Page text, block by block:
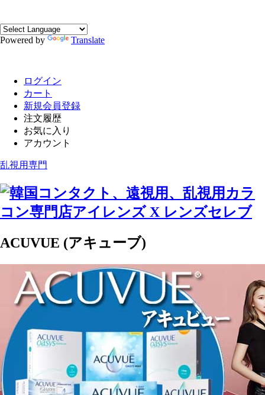
Powered by Translate
ログイン
カート
新規会員登録
注文履歴
お気に入り
アカウント
乱視用専門
ACUVUE (アキューブ)